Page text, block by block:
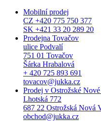
Mobilní prodej
CZ +420 775 750 377
SK +421 33 20 289 20
Prodejna Tovačov
ulice Podvalí
751 01 Tovačov
Šárka Hrabalová
+ 420 725 893 691
tovacov@jukka.cz
Prodej v Ostrožské
Lhotská 772
687 22 Ostrožská Nová
obchod@jukka.cz